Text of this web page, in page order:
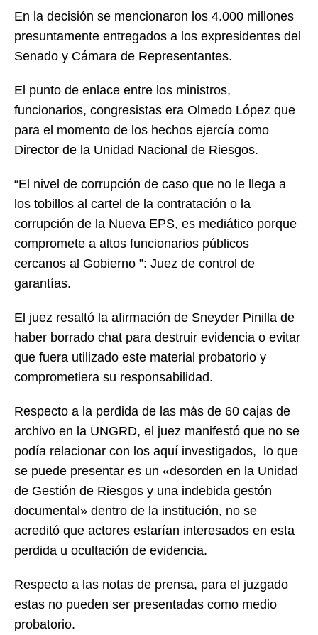
En la decisión se mencionaron los 4.000 millones
presuntamente entregados a los expresidentes del
Senado y Cámara de Representantes.
El punto de enlace entre los ministros,
funcionarios, congresistas era Olmedo López que
para el momento de los hechos ejercía como
Director de la Unidad Nacional de Riesgos.
“El nivel de corrupción de caso que no le llega a
los tobillos al cartel de la contratación o la
corrupción de la Nueva EPS, es mediático porque
compromete a altos funcionarios públicos
cercanos al Gobierno ”: Juez de control de
garantías.
El juez resaltó la afirmación de Sneyder Pinilla de
haber borrado chat para destruir evidencia o evitar
que fuera utilizado este material probatorio y
comprometiera su responsabilidad.
Respecto a la perdida de las más de 60 cajas de
archivo en la UNGRD, el juez manifestó que no se
podía relacionar con los aquí investigados, lo que
se puede presentar es un «desorden en la Unidad
de Gestión de Riesgos y una indebida gestón
documental» dentro de la institución, no se
acreditó que actores estarían interesados en esta
perdida u ocultación de evidencia.
Respecto a las notas de prensa, para el juzgado
estas no pueden ser presentadas como medio
probatorio.